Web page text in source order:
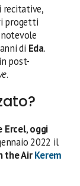
recitative,
progetti
di Eda.
post-
.
Ercel,oggi
2022 il
the AirKerem